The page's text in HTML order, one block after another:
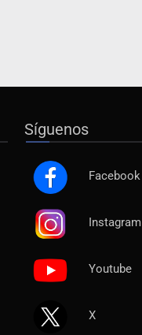
Síguenos
Facebook
Instagram
Youtube
X